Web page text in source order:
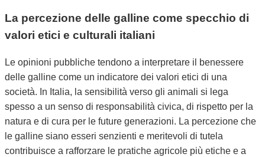
La percezione delle galline come specchio di
valori etici e culturali italiani
Le opinioni pubbliche tendono a interpretare il benessere
delle galline come un indicatore dei valori etici di una
società. In Italia, la sensibilità verso gli animali si lega
spesso a un senso di responsabilità civica, di rispetto per la
natura e di cura per le future generazioni. La percezione che
le galline siano esseri senzienti e meritevoli di tutela
contribuisce a rafforzare le pratiche agricole più etiche e a